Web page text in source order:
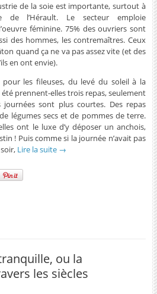
de la soie est importante, surtout à
de l’Hérault. Le secteur emploie
féminine. 75% des ouvriers sont
des hommes, les contremaîtres. Ceux
quand ça ne va pas assez vite (et des
en ont envie).
les fileuses, du levé du soleil à la
prennent-elles trois repas, seulement
sont plus courtes. Des repas
légumes secs et de pommes de terre.
ont le luxe d’y déposer un anchois,
! Puis comme si la journée n’avait pas
Lire la suite →
ou la
les siècles